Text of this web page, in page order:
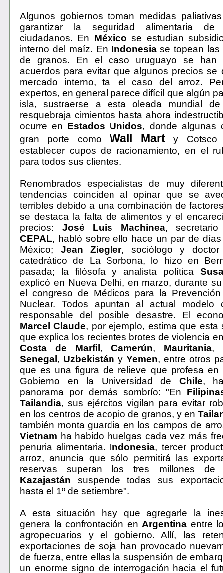
Algunos gobiernos toman medidas
garantizar la seguridad alimentaria de
ciudadanos. En México se estudian
interno del maíz. En Indonesiase topean las
de granos. En el caso uruguayo se han
acuerdos para evitar que algunos precios se
mercado interno, tal el caso del arroz.
expertos, en general parece difícil que algún
isla, sustraerse a esta oleada mundial
resquebraja cimientos hasta ahora
ocurre en Estados Unidos, donde algunas
gran porte como Wall Mart y Cotsco
establecer cupos de racionamiento, en el
para todos sus clientes.
Renombrados especialistas de muy
tendencias coinciden al opinar que se
terribles debido a una combinación de
se destaca la falta de alimentos y el
precios: José Luis Machinea,
CEPAL, habló sobre ello hace un par de
México; Jean Ziegler, sociólogo y doctor
catedrático de La Sorbona, lo hizo en
pasada; la filósofa y analista política
explicó en Nueva Delhi, en marzo, durante
el congreso de Médicos para la
Nuclear. Todos apuntan al actual modelo
responsable del posible desastre. El
Marcel Claude, por ejemplo, estima que esta
que explica los recientes brotes de violencia
Costa de Marfil , Camerún, Mauritania,
Senegal , Uzbekistán y Yemen, entre otros
que es una figura de relieve que profesa en
Gobierno en la Universidad de Chile,
panorama por demás sombrío: "En
Tailandia, sus ejércitos vigilan para evitar
en los centros de acopio de granos, y en
también monta guardia en los campos de
Vietnam ha habido huelgas cada vez más
penuria alimentaria. Indonesia, tercer
arroz, anuncia que sólo permitirá las
reservas superan los tres millones de
Kazajastán suspende todas sus
hasta el 1º de setiembre".
A esta situación hay que agregarle la
genera la confrontación en Argentina entre
agropecuarios y el gobierno. Allí, las
exportaciones de soja han provocado
de fuerza, entre ellas la suspensión de
un enorme signo de interrogación hacia el